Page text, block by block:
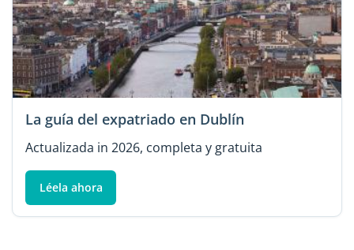
La guía del expatriado en Dublín
Actualizada in 2026, completa y gratuita
Léela ahora